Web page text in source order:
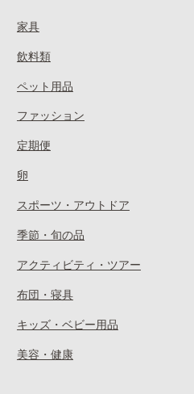
家具
飲料類
ペット用品
ファッション
定期便
卵
スポーツ・アウトドア
季節・旬の品
アクティビティ・ツアー
布団・寝具
キッズ・ベビー用品
美容・健康